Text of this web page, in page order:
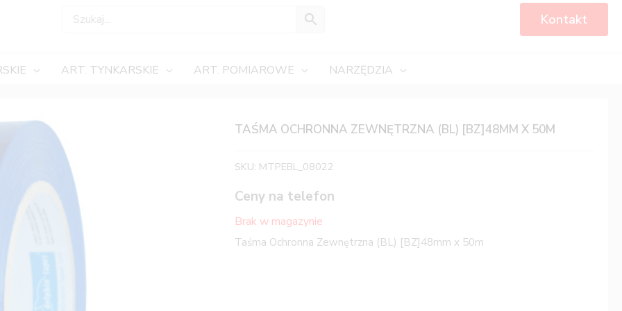
Kontakt
ART. TYNKARSKIE ART. POMIAROWE NARZĘDZIA
TAŚMA OCHRONNA ZEWNĘTRZNA (BL) [BZ]48MM X 50M
SKU: MTPEBL_08022
Ceny na telefon
Brak w magazynie
Taśma Ochronna Zewnętrzna (BL) [BZ]48mm x 50m